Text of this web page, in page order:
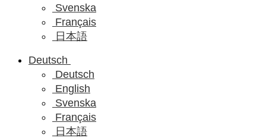
Svenska
Français
日本語
Deutsch
Deutsch
English
Svenska
Français
日本語